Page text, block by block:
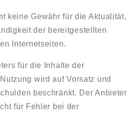
keine Gewähr für die Aktualität,
der bereitgestellten
Internetseiten.
für die Inhalte der
wird auf Vorsatz und
beschränkt. Der Anbieter
für Fehler bei der